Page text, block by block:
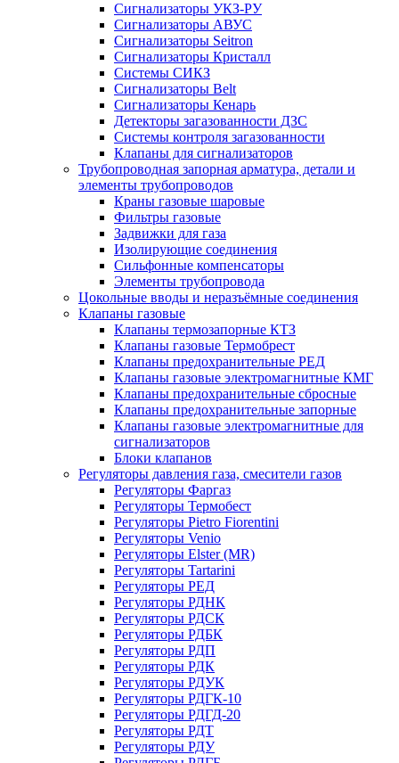
Сигнализаторы УКЗ-РУ
Сигнализаторы АВУС
Сигнализаторы Seitron
Сигнализаторы Кристалл
Системы СИКЗ
Сигнализаторы Belt
Сигнализаторы Кенарь
Детекторы загазованности ДЗС
Системы контроля загазованности
Клапаны для сигнализаторов
Трубопроводная запорная арматура, детали и
элементы трубопроводов
Краны газовые шаровые
Фильтры газовые
Задвижки для газа
Изолирующие соединения
Сильфонные компенсаторы
Элементы трубопровода
Цокольные вводы и неразъёмные соединения
Клапаны газовые
Клапаны термозапорные КТЗ
Клапаны газовые Термобрест
Клапаны предохранительные РЕД
Клапаны газовые электромагнитные КМГ
Клапаны предохранительные сбросные
Клапаны предохранительные запорные
Клапаны газовые электромагнитные для
сигнализаторов
Блоки клапанов
Регуляторы давления газа, смесители газов
Регуляторы Фаргаз
Регуляторы Термобест
Регуляторы Pietro Fiorentini
Регуляторы Venio
Регуляторы Elster (MR)
Регуляторы Tartarini
Регуляторы РЕД
Регуляторы РДНК
Регуляторы РДСК
Регуляторы РДБК
Регуляторы РДП
Регуляторы РДК
Регуляторы РДУК
Регуляторы РДГК-10
Регуляторы РДГД-20
Регуляторы РДТ
Регуляторы РДУ